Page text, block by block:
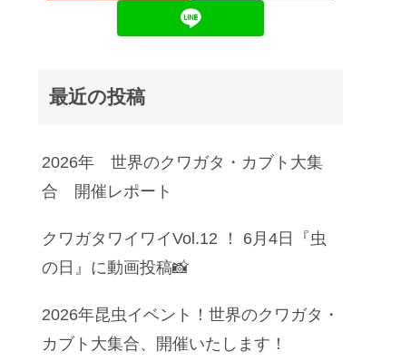
最近の投稿
2026年 世界のクワガタ・カブト大集
合 開催レポート
クワガタワイワイVol.12 ！ 6月4日『虫
の日』に動画投稿📸
2026年昆虫イベント！世界のクワガタ・
カブト大集合、開催いたします！